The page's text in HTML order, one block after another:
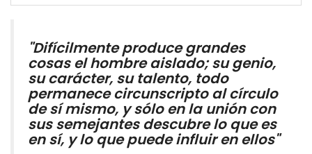
"Difícilmente produce grandes
cosas el hombre aislado; su genio,
su carácter, su talento, todo
permanece circunscripto al círculo
de sí mismo, y sólo en la unión con
sus semejantes descubre lo que es
en sí, y lo que puede influir en ellos"